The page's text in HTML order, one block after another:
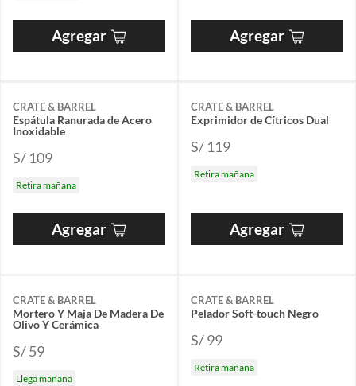
Agregar Agregar
CRATE & BARREL
Espátula Ranurada de Acero
Inoxidable
S/ 109
Retira mañana
Agregar
CRATE & BARREL
Exprimidor de Cítricos Dual
S/ 119
Retira mañana
Agregar
CRATE & BARREL
Mortero Y Maja De Madera De
Olivo Y Cerámica
S/ 59
Llega mañana
CRATE & BARREL
Pelador Soft-touch Negro
S/ 99
Retira mañana